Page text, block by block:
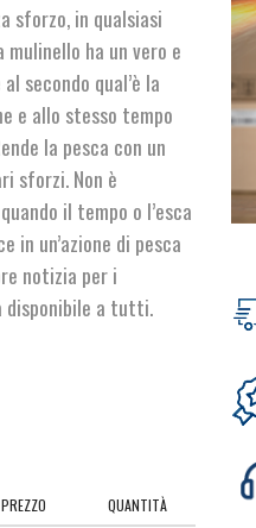
sforzo, in qualsiasi
ha un vero e
secondo qual’è la
e allo stesso tempo
la pesca con un
sforzi. Non è
il tempo o l’esca
in un’azione di pesca
notizia per i
disponibile a tutti.
PREZZO QUANTITÀ